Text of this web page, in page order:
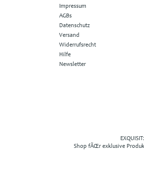
Impressum
AGBs
Datenschutz
Versand
Widerrufsrecht
Hilfe
Newsletter
Shop fÃŒr exklusive